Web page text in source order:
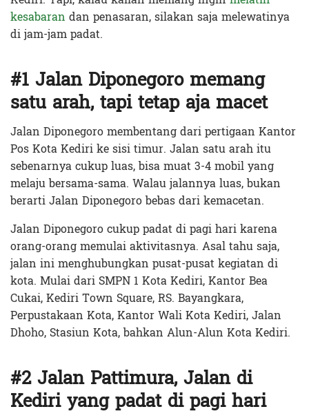
kesabaran dan penasaran, silakan saja melewatinya
di jam-jam padat.
#1 Jalan Diponegoro memang
satu arah, tapi tetap aja macet
Jalan Diponegoro membentang dari pertigaan Kantor
Pos Kota Kediri ke sisi timur. Jalan satu arah itu
sebenarnya cukup luas, bisa muat 3-4 mobil yang
melaju bersama-sama. Walau jalannya luas, bukan
berarti Jalan Diponegoro bebas dari kemacetan.
Jalan Diponegoro cukup padat di pagi hari karena
orang-orang memulai aktivitasnya. Asal tahu saja,
jalan ini menghubungkan pusat-pusat kegiatan di
kota. Mulai dari SMPN 1 Kota Kediri, Kantor Bea
Cukai, Kediri Town Square, RS. Bayangkara,
Perpustakaan Kota, Kantor Wali Kota Kediri, Jalan
Dhoho, Stasiun Kota, bahkan Alun-Alun Kota Kediri.
#2 Jalan Pattimura, Jalan di
Kediri yang padat di pagi hari